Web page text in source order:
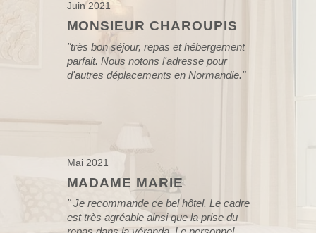
MONSIEUR CHAROUPIS
Juin 2021
"très bon séjour, repas et hébergement
parfait. Nous notons l'adresse pour
d'autres déplacements en Normandie."
MADAME MARIE
Mai 2021
" Je recommande ce bel hôtel. Le cadre
est très agréable ainsi que la prise du